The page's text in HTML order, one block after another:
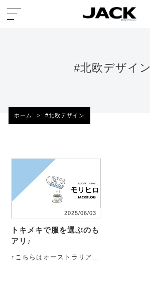
#北欧デザイン
ホーム > #北欧デザイン
2025/06/03
トキメキで服を選ぶのも
アリ♪
↑こちらはオーストラリア、